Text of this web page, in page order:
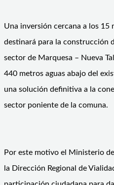
Una inversión cercana a los 15
destinará para la construcción
sector de Marquesa – Nueva
440 metros aguas abajo del
una solución definitiva a la
sector poniente de la comuna.
Por este motivo el Ministerio
la Dirección Regional de